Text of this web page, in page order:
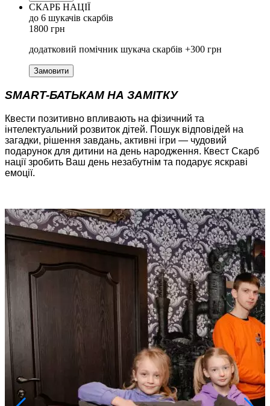
СКАРБ НАЦІЇ
до 6 шукачів скарбів
1800 грн
додатковий помічник шукача скарбів +300 грн
Замовити
SMART-БАТЬКАМ НА ЗАМІТКУ
Квести позитивно впливають на фізичний та
інтелектуальний розвиток дітей. Пошук відповідей на
загадки, рішення завдань, активні ігри — чудовий
подарунок для дитини на день народження. Квест Скарб
нації зробить Ваш день незабутнім та подарує яскраві
емоції.